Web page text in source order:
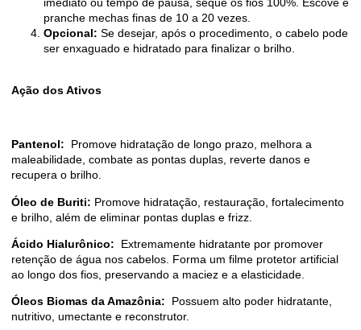
pranche mechas finas de 10 a 20 vezes.
Opcional: Se desejar, após o procedimento, o cabelo pode
ser enxaguado e hidratado para finalizar o brilho.
Ação dos Ativos
Pantenol: Promove hidratação de longo prazo, melhora a
maleabilidade, combate as pontas duplas, reverte danos e
recupera o brilho.
Óleo de Buriti: Promove hidratação, restauração, fortalecimento
e brilho, além de eliminar pontas duplas e frizz.
Ácido Hialurônico: Extremamente hidratante por promover
retenção de água nos cabelos. Forma um filme protetor artificial
ao longo dos fios, preservando a maciez e a elasticidade.
Óleos Biomas da Amazônia: Possuem alto poder hidratante,
nutritivo, umectante e reconstrutor.